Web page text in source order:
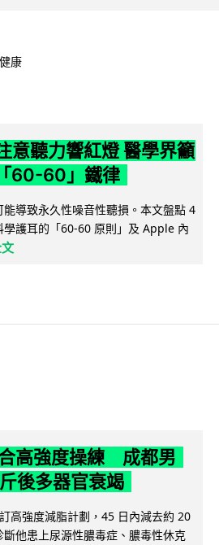
健康
意聽力響紅燈 醫學界籲
60-60」鐵律
導致永久性噪音性聽損。本文盤點 4
護耳的「60-60 原則」及 Apple 內
高強度操練 成都男
後多器官衰竭
高強度減脂計劃，45 日內減去約 20
他患上尿源性膿毒症、膿毒性休克